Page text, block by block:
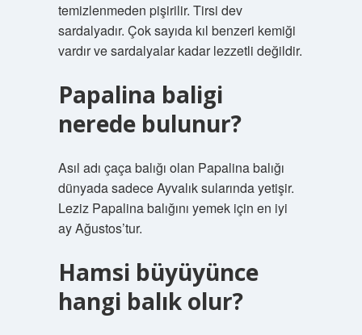
temizlenmeden pişirilir. Tirsi dev
sardalyadır. Çok sayıda kıl benzeri kemiği
vardır ve sardalyalar kadar lezzetli değildir.
Papalina baligi
nerede bulunur?
Asıl adı çaça balığı olan Papalina balığı
dünyada sadece Ayvalık sularında yetişir.
Leziz Papalina balığını yemek için en iyi
ay Ağustos’tur.
Hamsi büyüyünce
hangi balık olur?